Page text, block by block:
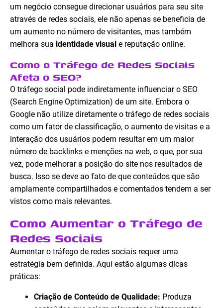
um negócio consegue direcionar usuários para seu site
através de redes sociais, ele não apenas se beneficia de
um aumento no número de visitantes, mas também
melhora sua identidade visual e reputação online.
Como o Tráfego de Redes Sociais
Afeta o SEO?
O tráfego social pode indiretamente influenciar o SEO
(Search Engine Optimization) de um site. Embora o
Google não utilize diretamente o tráfego de redes sociais
como um fator de classificação, o aumento de visitas e a
interação dos usuários podem resultar em um maior
número de backlinks e menções na web, o que, por sua
vez, pode melhorar a posição do site nos resultados de
busca. Isso se deve ao fato de que conteúdos que são
amplamente compartilhados e comentados tendem a ser
vistos como mais relevantes.
Como Aumentar o Tráfego de
Redes Sociais
Aumentar o tráfego de redes sociais requer uma
estratégia bem definida. Aqui estão algumas dicas
práticas:
Criação de Conteúdo de Qualidade: Produza